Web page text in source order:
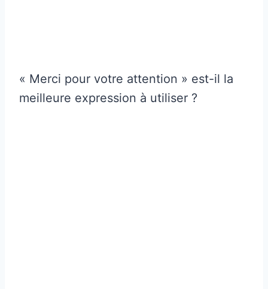
« Merci pour votre attention » est-il la
meilleure expression à utiliser ?